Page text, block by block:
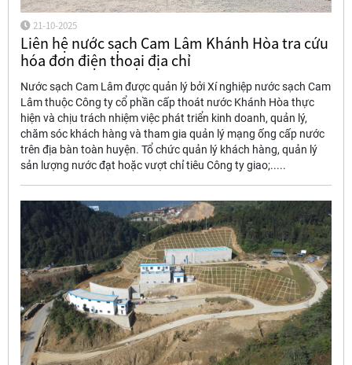
21-10-2025
Liên hệ nước sạch Cam Lâm Khánh Hòa tra cứu
hóa đơn điện thoại địa chỉ
Nước sạch Cam Lâm được quản lý bởi Xí nghiệp nước sạch Cam
Lâm thuộc Công ty cổ phần cấp thoát nước Khánh Hòa thực
hiện và chịu trách nhiệm việc phát triển kinh doanh, quản lý,
chăm sóc khách hàng và tham gia quản lý mạng ống cấp nước
trên địa bàn toàn huyện. Tổ chức quản lý khách hàng, quản lý
sản lượng nước đạt hoặc vượt chỉ tiêu Công ty giao;.....